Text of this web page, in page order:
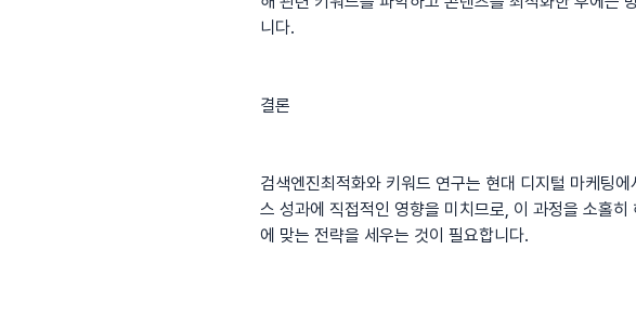
니다.
결론
검색엔진최적화와 키워드 연구는 현대 디지털 마케팅
스 성과에 직접적인 영향을 미치므로, 이 과정을 소홀
에 맞는 전략을 세우는 것이 필요합니다.